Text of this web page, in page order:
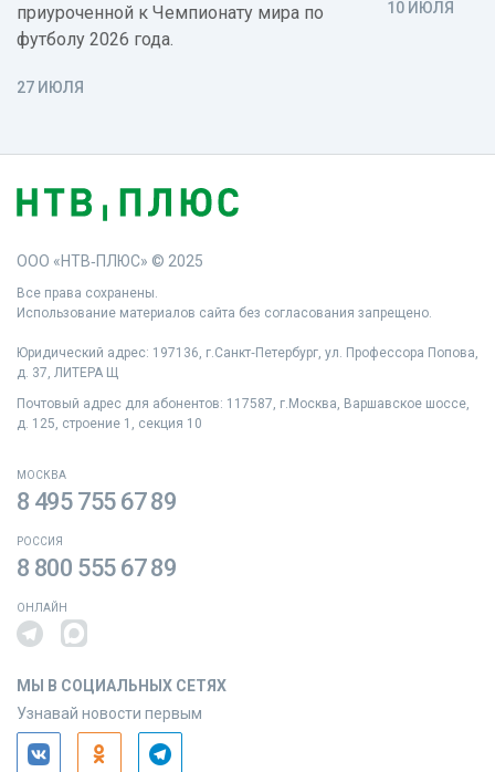
приуроченной к Чемпионату мира по
футболу 2026 года.
27 ИЮЛЯ
10 ИЮЛЯ
ООО «НТВ‑ПЛЮС» © 2025
Все права сохранены.
Использование материалов сайта без согласования запрещено.
Юридический адрес: 197136, г.Санкт‑Петербург, ул. Профессора Попова,
д. 37, ЛИТЕРА Щ
Почтовый адрес для абонентов: 117587, г.Москва, Варшавское шоссе,
д. 125, строение 1, секция 10
МОСКВА
8 495 755 67 89
РОССИЯ
8 800 555 67 89
ОНЛАЙН
МЫ В СОЦИАЛЬНЫХ СЕТЯХ
Узнавай новости первым